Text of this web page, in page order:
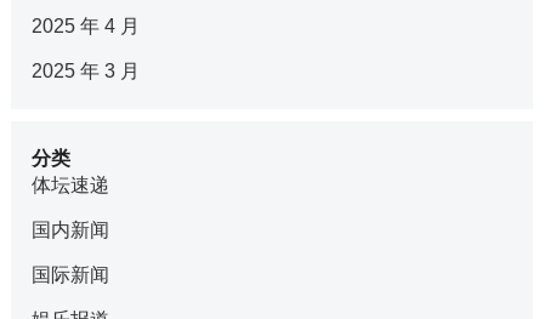
2025 年 4 月
2025 年 3 月
分类
体坛速递
国内新闻
国际新闻